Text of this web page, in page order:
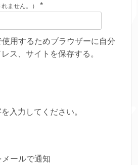
ません。） *
用するためブラウザーに自分
ス、サイトを保存する。
入力してください。
ールで通知